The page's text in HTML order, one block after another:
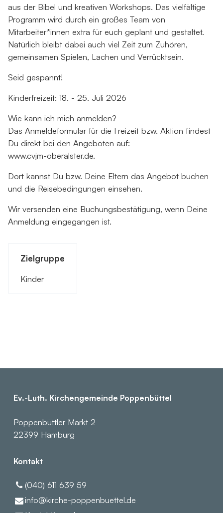
aus der Bibel und kreativen Workshops. Das vielfältige
Programm wird durch ein großes Team von
Mitarbeiter*innen extra für euch geplant und gestaltet.
Natürlich bleibt dabei auch viel Zeit zum Zuhören,
gemeinsamen Spielen, Lachen und Verrücktsein.
Seid gespannt!
Kinderfreizeit: 18. - 25. Juli 2026
Wie kann ich mich anmelden?
Das Anmeldeformular für die Freizeit bzw. Aktion findest
Du direkt bei den Angeboten auf:
www.cvjm-oberalster.de.
Dort kannst Du bzw. Deine Eltern das Angebot buchen
und die Reisebedingungen einsehen.
Wir versenden eine Buchungsbestätigung, wenn Deine
Anmeldung eingegangen ist.
Zielgruppe
Kinder
Ev.-Luth. Kirchengemeinde Poppenbüttel
Poppenbüttler Markt 2
22399 Hamburg
Kontakt
(040) 611 639 59
info@​kirche-poppenbuettel.​de